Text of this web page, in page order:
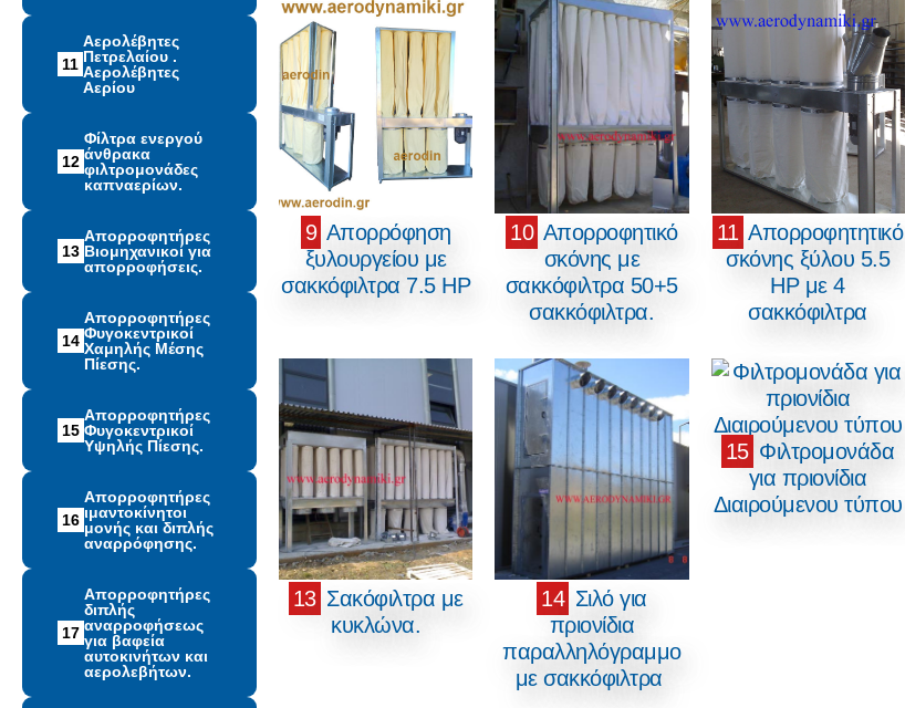
11
Αερολέβητες
Πετρελαίου .
Αερολέβητες
Αερίου
12
Φίλτρα ενεργού
άνθρακα
φιλτρομονάδες
καπναερίων.
13
Απορροφητήρες
Βιομηχανικοί για
απορροφήσεις.
14
Απορροφητήρες
Φυγοκεντρικοί
Χαμηλής Μέσης
Πίεσης.
15
Απορροφητήρες
Φυγοκεντρικοί
Υψηλής Πίεσης.
16
Απορροφητήρες
ιμαντοκίνητοι
μονής και διπλής
αναρρόφησης.
17
Απορροφητήρες
διπλής
αναρροφήσεως
για βαφεία
αυτοκινήτων και
αερολεβήτων.
9 Απορρόφηση
ξυλουργείου με
σακκόφιλτρα 7.5 HP
10 Απορροφητικό
σκόνης με
σακκόφιλτρα 50+5
σακκόφιλτρα.
11 Απορροφητητικό
σκόνης ξύλου 5.5
HP με 4
σακκόφιλτρα
13 Σακόφιλτρα με
κυκλώνα.
14 Σιλό για
πριονίδια
παραλληλόγραμμο
με σακκόφιλτρα
15 Φιλτρομονάδα
για πριονίδια
Διαιρούμενου τύπου